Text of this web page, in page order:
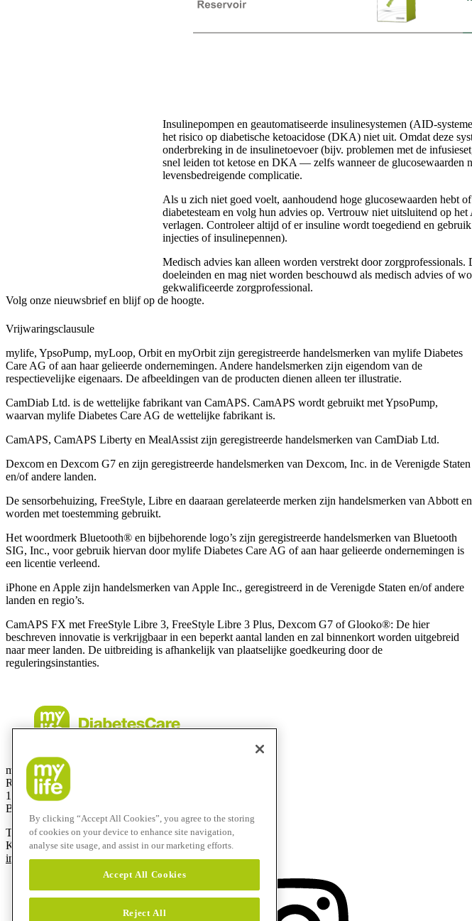
Insulinepompen en geautomatiseerde insulinesystemen (AID-
het risico op diabetische ketoacidose (DKA) niet uit. Omdat deze
onderbreking in de insulinetoevoer (bijv. problemen met de
snel leiden tot ketose en DKA — zelfs wanneer de
levensbedreigende complicatie.
Als u zich niet goed voelt, aanhoudend hoge glucosewaarden hebt
diabetesteam en volg hun advies op. Vertrouw niet uitsluitend op
verlagen. Controleer altijd of er insuline wordt toegediend en
injecties of insulinepennen).
Medisch advies kan alleen worden verstrekt door
doeleinden en mag niet worden beschouwd als medisch advies of
gekwalificeerde zorgprofessional.
Volg onze nieuwsbrief en blijf op de hoogte.
Vrijwaringsclausule
mylife, YpsoPump, myLoop, Orbit en myOrbit zijn geregistreerde handelsmerken van mylife Diabetes
Care AG of aan haar gelieerde ondernemingen. Andere handelsmerken zĳn eigendom van de
respectievelĳke eigenaars. De afbeeldingen van de producten dienen alleen ter illustratie.
CamDiab Ltd. is de wettelijke fabrikant van CamAPS. CamAPS wordt gebruikt met YpsoPump,
waarvan mylife Diabetes Care AG de wettelijke fabrikant is.
CamAPS, CamAPS Liberty en MealAssist zijn geregistreerde handelsmerken van CamDiab Ltd.
Dexcom en Dexcom G7 en zijn geregistreerde handelsmerken van Dexcom, Inc. in de Verenigde Staten
en/of andere landen.
De sensorbehuizing, FreeStyle, Libre en daaraan gerelateerde merken zijn handelsmerken van Abbott en
worden met toestemming gebruikt.
Het woordmerk Bluetooth® en bijbehorende logo’s zijn geregistreerde handelsmerken van Bluetooth
SIG, Inc., voor gebruik hiervan door mylife Diabetes Care AG of aan haar gelieerde ondernemingen is
een licentie verleend.
iPhone en Apple zĳn handelsmerken van Apple Inc., geregistreerd in de Verenigde Staten en/of andere
landen en regio’s.
CamAPS FX met FreeStyle Libre 3, FreeStyle Libre 3 Plus, Dexcom G7 of Glooko®: De hier
beschreven innovatie is verkrijgbaar in een beperkt aantal landen en zal binnenkort worden uitgebreid
naar meer landen. De uitbreiding is afhankelijk van plaatselijke goedkeuring door de
reguleringsinstanties.
mylife Diabetes Care BV
Researchdreef 12
1070 Brussel
België
T
+32 2290 6206
Klantenservice:0800 -294 15
info@mylife-diabetescare.be
By clicking “Accept All Cookies”, you agree to the storing
of cookies on your device to enhance site navigation,
analyse site usage, and assist in our marketing efforts.
Accept All Cookies
Reject All